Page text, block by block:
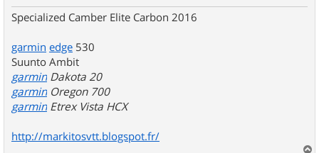
Specialized Camber Elite Carbon 2016
garmin edge 530
Suunto Ambit
garmin Dakota 20
garmin Oregon 700
garmin Etrex Vista HCX
http://markitosvtt.blogspot.fr/